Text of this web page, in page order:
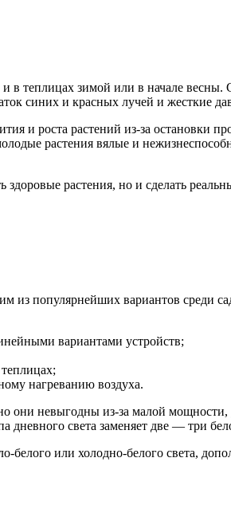
теплицах зимой или в начале
синих и красных лучей и жесткие
и роста растений из-за остановки
растения вялые и
здоровые растения, но и сделать
из популярнейших вариантов среди
вариантами устройств;
нагреванию воздуха.
они невыгодны из-за малой мощности,
дневного света заменяет две — три
белого или холодно-белого света,